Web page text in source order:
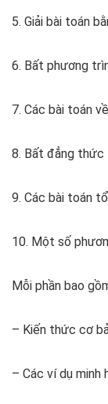
5. Giải bài toán
6. Bất phương
7. Các bài toán
8. Bất đẳng thức
9. Các bài toán
10. Một số
Mỗi phần bao
– Kiến thức cơ
– Các ví dụ minh